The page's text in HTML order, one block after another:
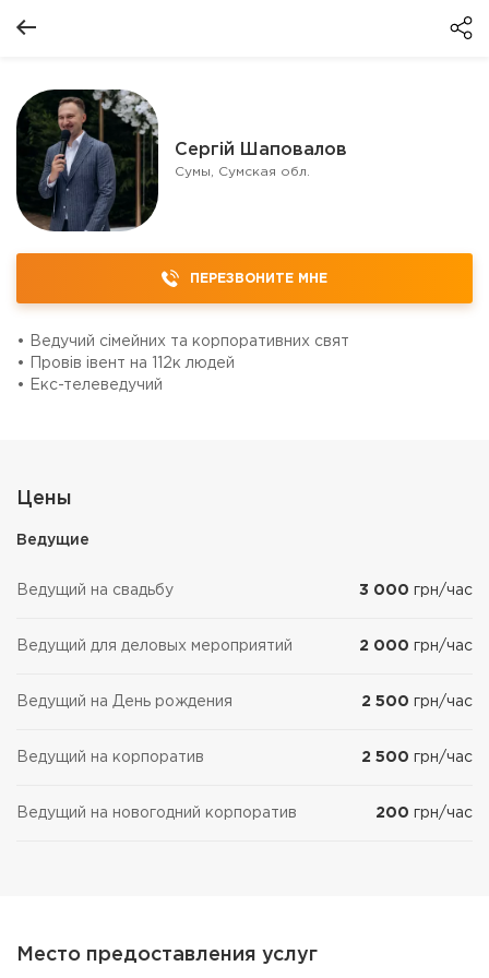
Сергій Шаповалов
Сумы, Сумская обл.
ПЕРЕЗВОНИТЕ МНЕ
• Ведучий сімейних та корпоративних свят
• Провів івент на 112к людей
• Екс-телеведучий
Цены
Ведущие
Ведущий на свадьбу 3 000 грн/час
Ведущий для деловых мероприятий 2 000 грн/час
Ведущий на День рождения 2 500 грн/час
Ведущий на корпоратив 2 500 грн/час
Ведущий на новогодний корпоратив 200 грн/час
Место предоставления услуг